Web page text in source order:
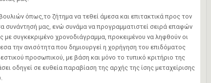
όπως,το ζήτημα να τεθεί άμεσα και επιτακτικά προς τον
συνάντησή μας, ενώ συνάμα να προγραμματιστεί σειρά επαφών
συγκεκριμένο χρονοδιάγραμμα, προκειμένου να ληφθούν οι
την ανισότητα που δημιουργεί η χορήγηση του επιδόματος
προσωπικού, με βάση και μόνο το τυπικό κριτήριο της
οδηγεί σε ευθεία παραβίαση της αρχής της ίσης μεταχείρισης